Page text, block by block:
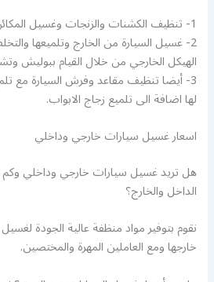
1- تنظيف الكشنات والزنجات وغسيل المكائن والابواب.
2- غسيل السيارة من الخارج وتلميعها
الهيكل الخارجي من خلال القيام ببوليش
3- أيضا تنظيف مقاعد وفرش السيارة مع
لها اضافة الى تلميع زجاج الابواب.
اسعار غسيل سيارات خارجي وداخلي
هل تريد غسيل سيارات خارجي وداخلي
الداخل والخارج؟
نقوم بتوفير مواد منظفة عالية الجودة
خارجها ومع العاملين المهرة والمختصين.